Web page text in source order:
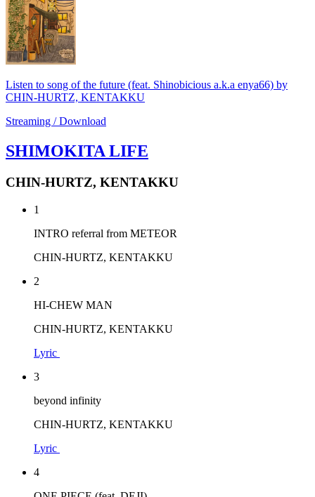
Listen to song of the future (feat. Shinobicious a.k.a enya66) by
CHIN-HURTZ, KENTAKKU
Streaming / Download
SHIMOKITA LIFE
CHIN-HURTZ, KENTAKKU
1
INTRO referral from METEOR
CHIN-HURTZ, KENTAKKU
2
HI-CHEW MAN
CHIN-HURTZ, KENTAKKU
Lyric
3
beyond infinity
CHIN-HURTZ, KENTAKKU
Lyric
4